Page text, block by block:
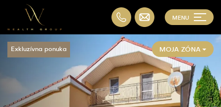
MOJA ZÓNA
MENU
Exkluzívna ponuka